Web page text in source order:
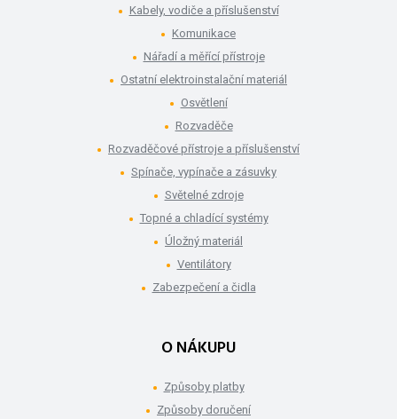
Kabely, vodiče a příslušenství
Komunikace
Nářadí a měřící přístroje
Ostatní elektroinstalační materiál
Osvětlení
Rozvaděče
Rozvaděčové přístroje a příslušenství
Spínače, vypínače a zásuvky
Světelné zdroje
Topné a chladící systémy
Úložný materiál
Ventilátory
Zabezpečení a čidla
O NÁKUPU
Způsoby platby
Způsoby doručení